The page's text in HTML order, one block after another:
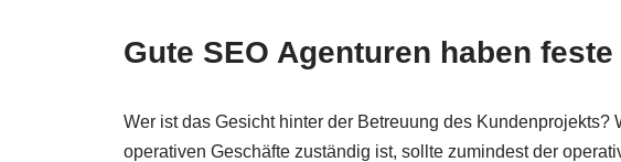
Gute SEO Agenturen haben
Wer ist das Gesicht hinter der Betreuung des
operativen Geschäfte zuständig ist, sollte zumindest der